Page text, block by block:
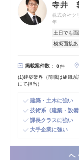
寺井
株式会社ク
年
土日でも面
模擬面接あ
掲載案件数 0件
(1)建築業界（前職は組織
にて担当）
建築・土木に強い
技術系（建築・設
課長クラスに強い
大手企業に強い
ヘ